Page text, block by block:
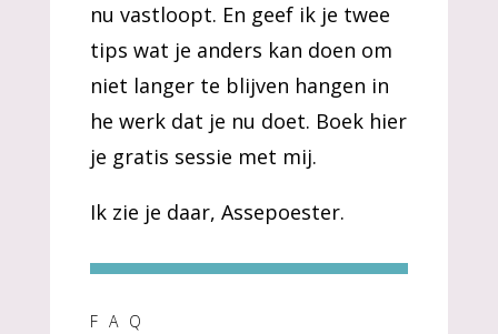
nu vastloopt. En geef ik je twee
tips wat je anders kan doen om
niet langer te blijven hangen in
he werk dat je nu doet. Boek hier
je gratis sessie met mij.
Ik zie je daar, Assepoester.
FAQ